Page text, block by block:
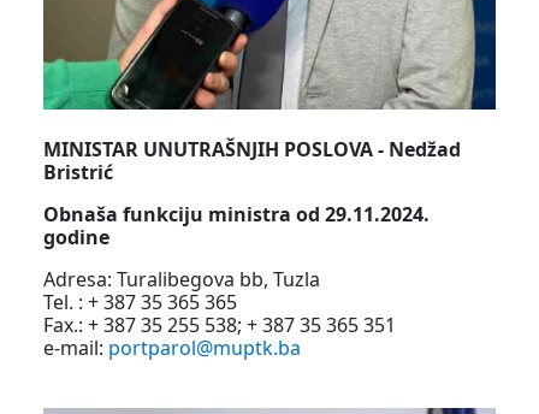
MINISTAR UNUTRAŠNJIH POSLOVA - Nedžad
Bristrić
Obnaša funkciju ministra od 29.11.2024.
godine
Adresa: Turalibegova bb, Tuzla
Tel. : + 387 35 365 365
Fax.: + 387 35 255 538; + 387 35 365 351
e-mail: portparol@muptk.ba